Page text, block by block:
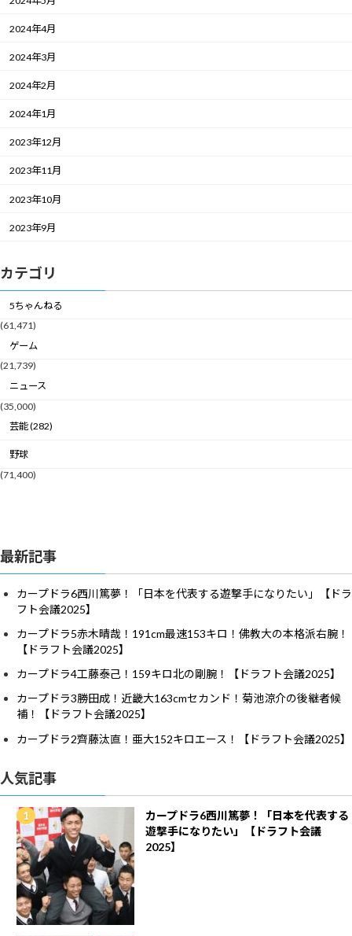
2024年4月
2024年3月
2024年2月
2024年1月
2023年12月
2023年11月
2023年10月
2023年9月
カテゴリ
5ちゃんねる
(61,471)
ゲーム
(21,739)
ニュース
(35,000)
芸能 (282)
野球
(71,400)
最新記事
カープドラ6西川篤夢！「日本を代表する遊撃手になりたい」【ドラ
フト会議2025】
カープドラ5赤木晴哉！191cm最速153キロ！佛教大の本格派右腕！
【ドラフト会議2025】
カープドラ4工藤泰己！159キロ北の剛腕！【ドラフト会議2025】
カープドラ3勝田成！近畿大163cmセカンド！菊池涼介の後継者候
補！【ドラフト会議2025】
カープドラ2齊藤汰直！亜大152キロエース！【ドラフト会議2025】
人気記事
カープドラ6西川篤夢！「日本を代表する
遊撃手になりたい」【ドラフト会議
2025】